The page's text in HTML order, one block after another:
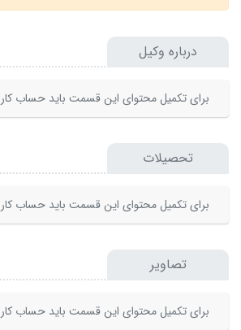
درباره وکیل
برای تکمیل محتوای این قسمت باید حساب
تحصیلات
برای تکمیل محتوای این قسمت باید حساب
تصاویر
برای تکمیل محتوای این قسمت باید حساب